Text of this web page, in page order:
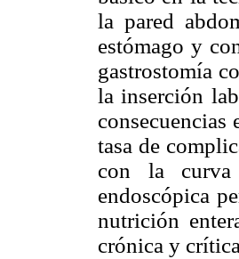
la pared
estómago y
gastrostomía
la inserción
tasa de
con la curva
endoscópica
nutrición
crónica y